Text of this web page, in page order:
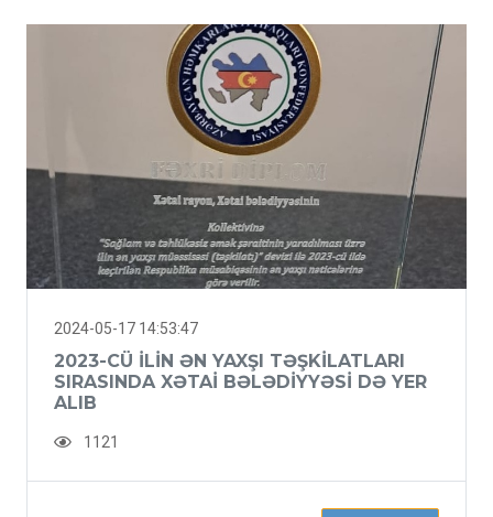
2024-05-17 14:53:47
2023-CÜ ILIN ƏN YAXŞI TƏŞKILATLARI
SIRASINDA XƏTAI BƏLƏDIYYƏSI DƏ YER
ALIB
1121